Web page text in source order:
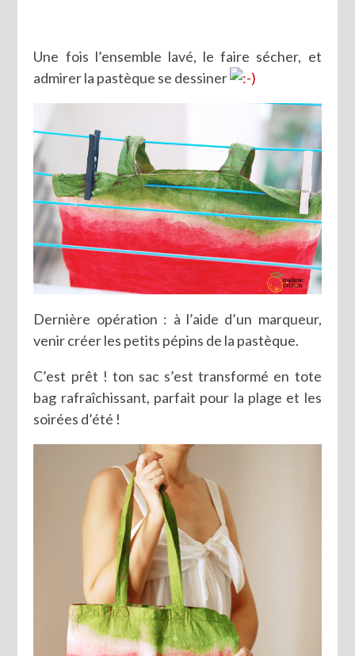
Une fois l’ensemble lavé, le faire sécher, et
admirer la pastèque se dessiner
Dernière opération : à l’aide d’un marqueur,
venir créer les petits pépins de la pastèque.
C’est prêt ! ton sac s’est transformé en tote
bag rafraîchissant, parfait pour la plage et les
soirées d’été !